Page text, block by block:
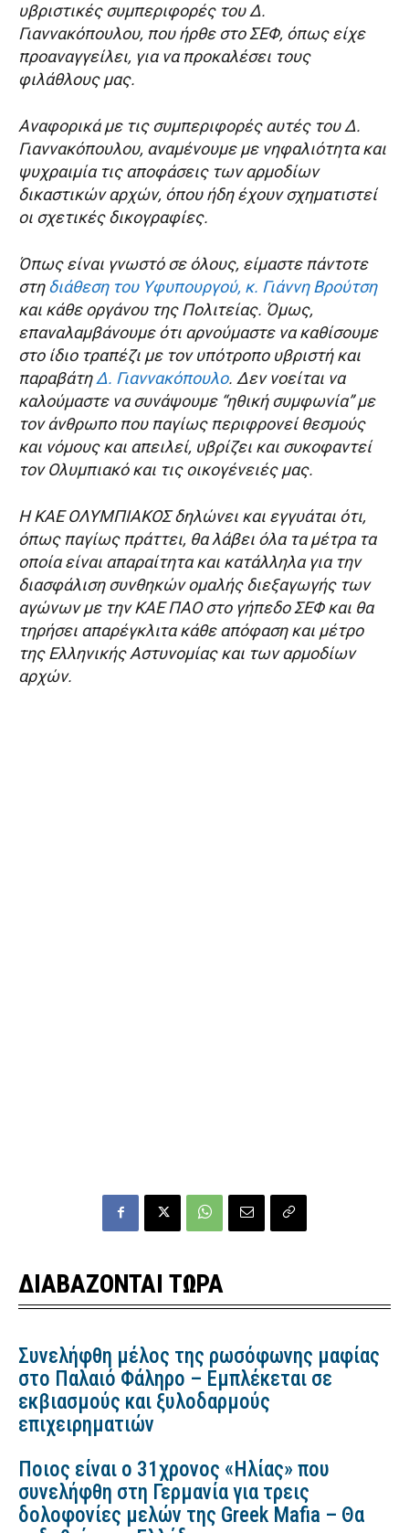
υβριστικές συμπεριφορές του Δ.
Γιαννακόπουλου, που ήρθε στο ΣΕΦ, όπως είχε
προαναγγείλει, για να προκαλέσει τους
φιλάθλους μας.
Αναφορικά με τις συμπεριφορές αυτές του Δ.
Γιαννακόπουλου, αναμένουμε με νηφαλιότητα και
ψυχραιμία τις αποφάσεις των αρμοδίων
δικαστικών αρχών, όπου ήδη έχουν σχηματιστεί
οι σχετικές δικογραφίες.
Όπως είναι γνωστό σε όλους, είμαστε πάντοτε
στηδιάθεση του Υφυπουργού, κ. Γιάννη Βρούτση
και κάθε οργάνου της Πολιτείας. Όμως,
επαναλαμβάνουμε ότι αρνούμαστε να καθίσουμε
στο ίδιο τραπέζι με τον υπότροπο υβριστή και
παραβάτηΔ. Γιαννακόπουλο. Δεν νοείται να
καλούμαστε να συνάψουμε “ηθική συμφωνία” με
τον άνθρωπο που παγίως περιφρονεί θεσμούς
και νόμους και απειλεί, υβρίζει και συκοφαντεί
τον Ολυμπιακό και τις οικογένειές μας.
Η ΚΑΕ ΟΛΥΜΠΙΑΚΟΣ δηλώνει και εγγυάται ότι,
όπως παγίως πράττει, θα λάβει όλα τα μέτρα τα
οποία είναι απαραίτητα και κατάλληλα για την
διασφάλιση συνθηκών ομαλής διεξαγωγής των
αγώνων με την ΚΑΕ ΠΑΟ στο γήπεδο ΣΕΦ και θα
τηρήσει απαρέγκλιτα κάθε απόφαση και μέτρο
της Ελληνικής Αστυνομίας και των αρμοδίων
αρχών.
ΔΙΑΒΑΖΟΝΤΑΙ ΤΩΡΑ
Συνελήφθη μέλος της ρωσόφωνης μαφίας
στο Παλαιό Φάληρο – Εμπλέκεται σε
εκβιασμούς και ξυλοδαρμούς
επιχειρηματιών
Ποιος είναι ο 31χρονος «Ηλίας» που
συνελήφθη στη Γερμανία για τρεις
δολοφονίες μελών της Greek Mafia – Θα